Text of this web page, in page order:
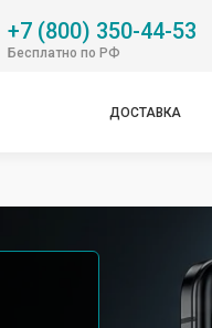
+7 (800) 350-44-53
Бесплатно по РФ
ДОСТАВКА